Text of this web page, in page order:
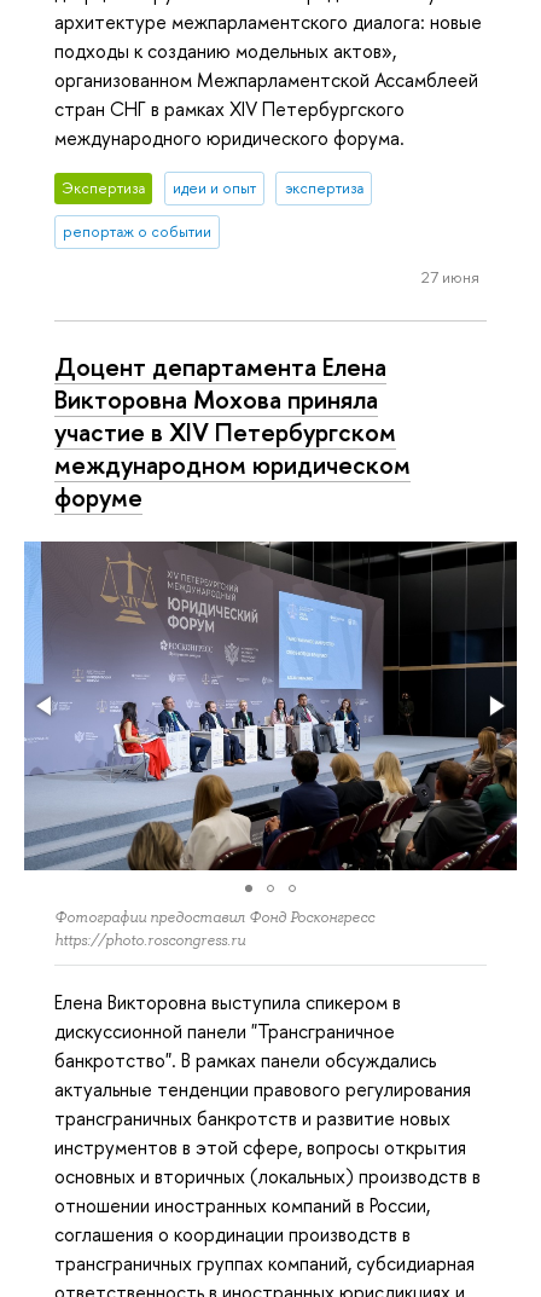
архитектуре межпарламентского диалога: новые
подходы к созданию модельных актов»,
организованном Межпарламентской Ассамблеей
стран СНГ в рамках XIV Петербургского
международного юридического форума.
Экспертиза идеи и опыт экспертиза
репортаж о событии
27 июня
Доцент департамента Елена
Викторовна Мохова приняла
участие в XIV Петербургском
международном юридическом
форуме
Фотографии предоставил Фонд Росконгресс
https://photo.roscongress.ru
Елена Викторовна выступила спикером в
дискуссионной панели "Трансграничное
банкротство". В рамках панели обсуждались
актуальные тенденции правового регулирования
трансграничных банкротств и развитие новых
инструментов в этой сфере, вопросы открытия
основных и вторичных (локальных) производств в
отношении иностранных компаний в России,
соглашения о координации производств в
трансграничных группах компаний, субсидиарная